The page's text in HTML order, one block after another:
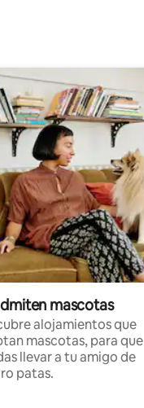
mascotas
alojamientos que
mascotas, para que
llevar a tu amigo de
patas.